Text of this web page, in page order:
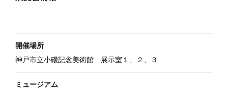
開催場所
神戸市立小磯記念美術館 展示室１、２、３
ミュージアム